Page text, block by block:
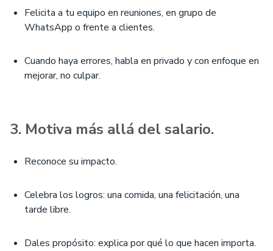
Felicita a tu equipo en reuniones, en grupo de
WhatsApp o frente a clientes.
Cuando haya errores, habla en privado y con enfoque en
mejorar, no culpar.
3. Motiva más allá del salario.
Reconoce su impacto.
Celebra los logros: una comida, una felicitación, una
tarde libre.
Dales propósito: explica por qué lo que hacen importa.